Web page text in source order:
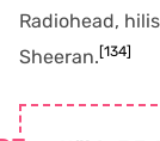
Radiohead,
Sheeran. [134]